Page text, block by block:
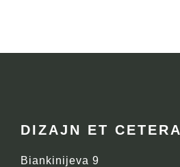
FOOTER
DIZAJN ET
Biankinijeva 9